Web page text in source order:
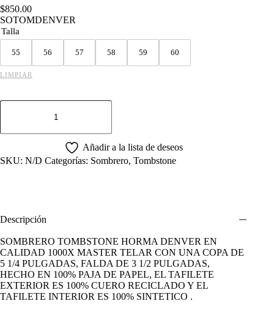
$850.00
SOTOMDENVER
Talla
55 56 57 58 59 60
LIMPIAR
SOMBRERO
TOMBSTONE
DENVER
cantidad
Añadir a la lista de deseos
SKU: N/D Categorías: Sombrero, Tombstone
Descripción
SOMBRERO TOMBSTONE HORMA DENVER EN
CALIDAD 1000X MASTER TELAR CON UNA COPA DE
5 1/4 PULGADAS, FALDA DE 3 1/2 PULGADAS,
HECHO EN 100% PAJA DE PAPEL, EL TAFILETE
EXTERIOR ES 100% CUERO RECICLADO Y EL
TAFILETE INTERIOR ES 100% SINTETICO .